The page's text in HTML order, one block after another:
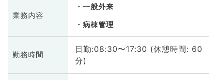
業務内容
一般外来
病棟管理
勤務時間
日勤:08:30〜17:30 (休憩時間: 60
分)